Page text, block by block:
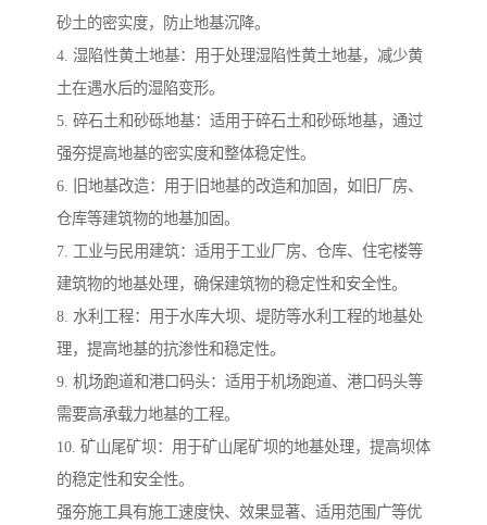
砂土的密实度，防止地基沉降。
4. 湿陷性黄土地基：用于处理湿陷性黄土地基，减少黄
土在遇水后的湿陷变形。
5. 碎石土和砂砾地基：适用于碎石土和砂砾地基，通过
强夯提高地基的密实度和整体稳定性。
6. 旧地基改造：用于旧地基的改造和加固，如旧厂房、
仓库等建筑物的地基加固。
7. 工业与民用建筑：适用于工业厂房、仓库、住宅楼等
建筑物的地基处理，确保建筑物的稳定性和安全性。
8. 水利工程：用于水库大坝、堤防等水利工程的地基处
理，提高地基的抗渗性和稳定性。
9. 机场跑道和港口码头：适用于机场跑道、港口码头等
需要高承载力地基的工程。
10. 矿山尾矿坝：用于矿山尾矿坝的地基处理，提高坝体
的稳定性和安全性。
强夯施工具有施工速度快、效果显著、适用范围广等优